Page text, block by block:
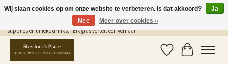
Gratis Verzending in NL vanaf €75,- | Sherlocks Place: dé plek voor MONIN siropen, bar
supplies en unieke drinks. | Elk glas vertelt een verhaal
Verlanglijst
Wij slaan cookies op om onze website te verbeteren. Is dat akkoord?
Ja
Nee
Meer over cookies »